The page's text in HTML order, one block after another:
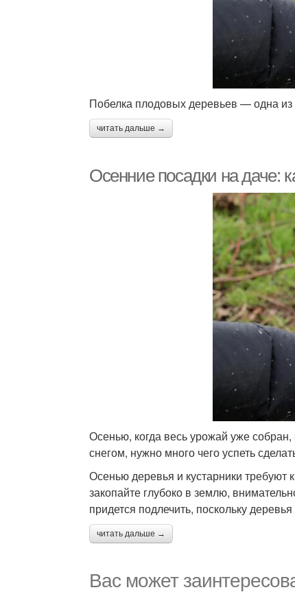
Побелка плодовых деревьев — одна из
читать дальше →
Осенние посадки на даче:
Осенью, когда весь урожай уже
снегом, нужно много чего успеть
Осенью деревья и кустарники
закопайте глубоко в землю,
придется подлечить, поскольку
читать дальше →
Вас может